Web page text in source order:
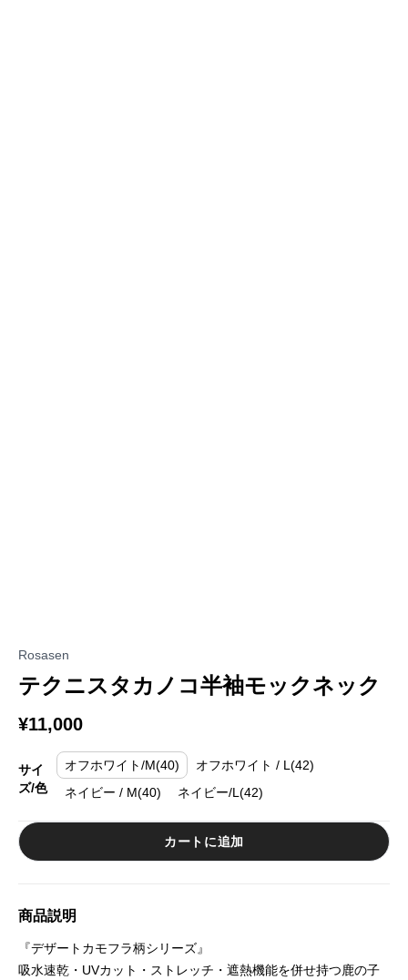
Rosasen
テクニスタカノコ半袖モックネック
¥11,000
サイ
ズ/色
オフホワイト/M(40)
オフホワイト / L(42)
ネイビー / M(40)
ネイビー/L(42)
カートに追加
商品説明
『デザートカモフラ柄シリーズ』
吸水速乾・UVカット・ストレッチ・遮熱機能を併せ持つ鹿の子